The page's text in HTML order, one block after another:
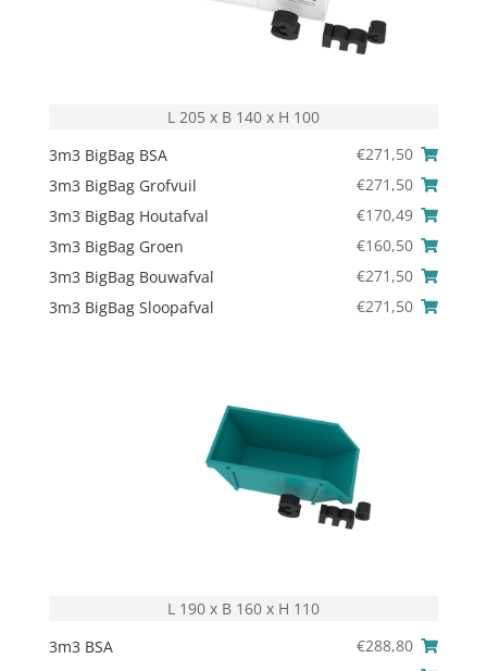
L 205 x B 140 x H 100
3m3 BigBag BSA
€271,50
3m3 BigBag Grofvuil
€271,50
3m3 BigBag Houtafval
€170,49
3m3 BigBag Groen
€160,50
3m3 BigBag Bouwafval
€271,50
3m3 BigBag Sloopafval
€271,50
L 190 x B 160 x H 110
3m3 BSA
€288,80